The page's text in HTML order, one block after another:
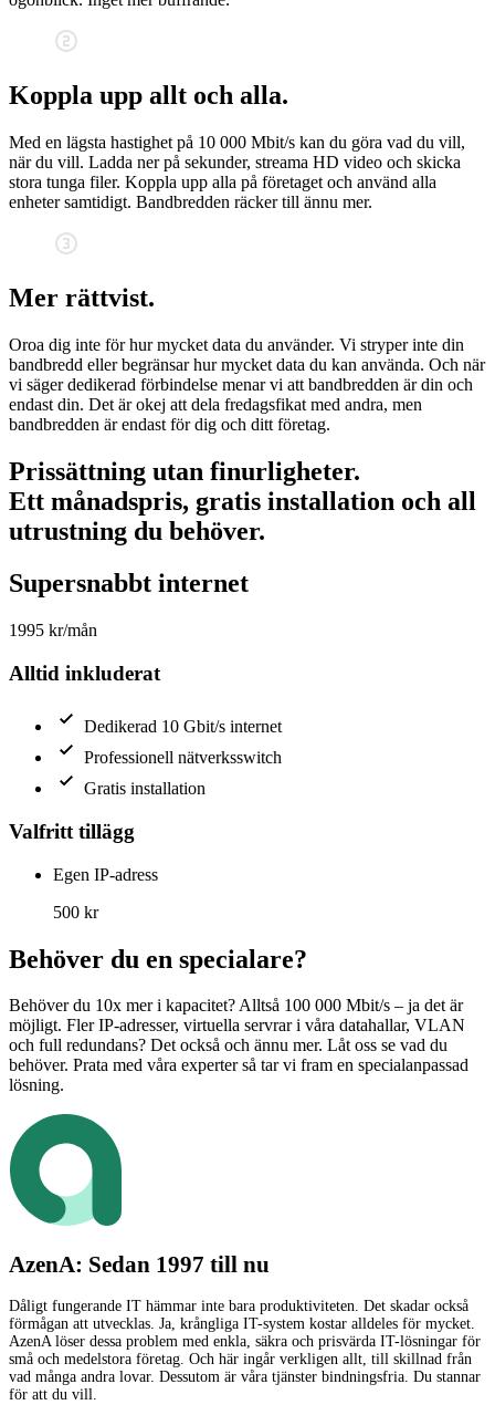
Koppla upp allt och alla.
Med en lägsta hastighet på 10 000 Mbit/s kan du göra vad du vill,
när du vill. Ladda ner på sekunder, streama HD video och skicka
stora tunga filer. Koppla upp alla på företaget och använd alla
enheter samtidigt. Bandbredden räcker till ännu mer.
Mer rättvist.
Oroa dig inte för hur mycket data du använder. Vi stryper inte din
bandbredd eller begränsar hur mycket data du kan använda. Och när
vi säger dedikerad förbindelse menar vi att bandbredden är din och
endast din. Det är okej att dela fredagsfikat med andra, men
bandbredden är endast för dig och ditt företag.
Prissättning utan finurligheter.
Ett månadspris, gratis installation och all
utrustning du behöver.
Supersnabbt internet
1995 kr/mån
Alltid inkluderat
Dedikerad 10 Gbit/s internet
Professionell nätverksswitch
Gratis installation
Valfritt tillägg
Egen IP-adress
500 kr
Behöver du en specialare?
Behöver du 10x mer i kapacitet? Alltså 100 000 Mbit/s – ja det är
möjligt. Fler IP-adresser, virtuella servrar i våra datahallar, VLAN
och full redundans? Det också och ännu mer. Låt oss se vad du
behöver. Prata med våra experter så tar vi fram en specialanpassad
lösning.
AzenA: Sedan 1997 till nu
Dåligt fungerande IT hämmar inte bara produktiviteten. Det skadar också
förmågan att utvecklas. Ja, krångliga IT-system kostar alldeles för mycket.
AzenA löser dessa problem med enkla, säkra och prisvärda IT-lösningar för
små och medelstora företag. Och här ingår verkligen allt, till skillnad från
vad många andra lovar. Dessutom är våra tjänster bindningsfria. Du stannar
för att du vill.